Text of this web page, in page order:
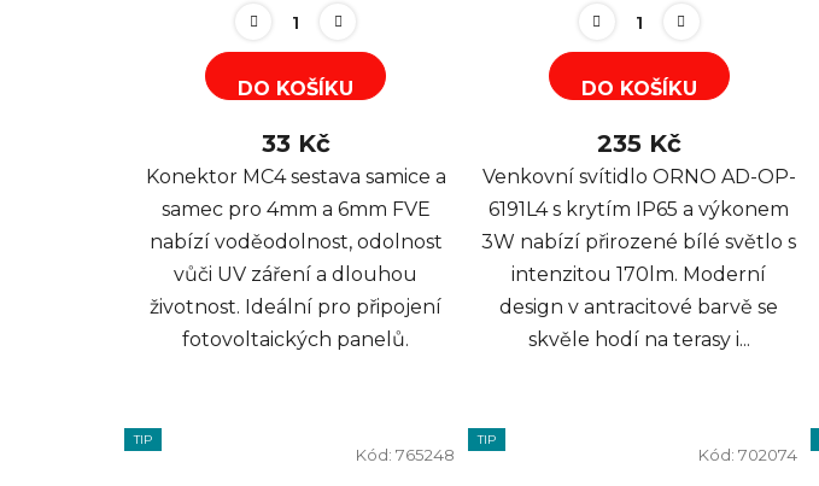
DO KOŠÍKU
33 Kč
Konektor MC4 sestava samice a
samec pro 4mm a 6mm FVE
nabízí voděodolnost, odolnost
vůči UV záření a dlouhou
životnost. Ideální pro připojení
fotovoltaických panelů.
DO KOŠÍKU
235 Kč
Venkovní svítidlo ORNO AD-OP-
6191L4 s krytím IP65 a výkonem
3W nabízí přirozené bílé světlo s
intenzitou 170lm. Moderní
design v antracitové barvě se
skvěle hodí na terasy i...
TIP
Kód: 765248
TIP
Kód: 702074